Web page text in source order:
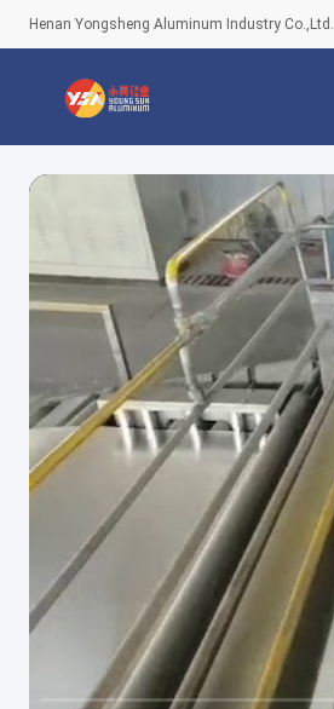
Henan Yongsheng Aluminum Industry Co.,Ltd.